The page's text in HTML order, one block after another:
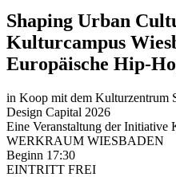
Shaping Urban
Kulturcampus
Europäische Hip-
in Koop mit dem Kulturzentrum
Design Capital 2026
Eine Veranstaltung der Initiative
WERKRAUM WIESBADEN
Beginn 17:30
EINTRITT FREI